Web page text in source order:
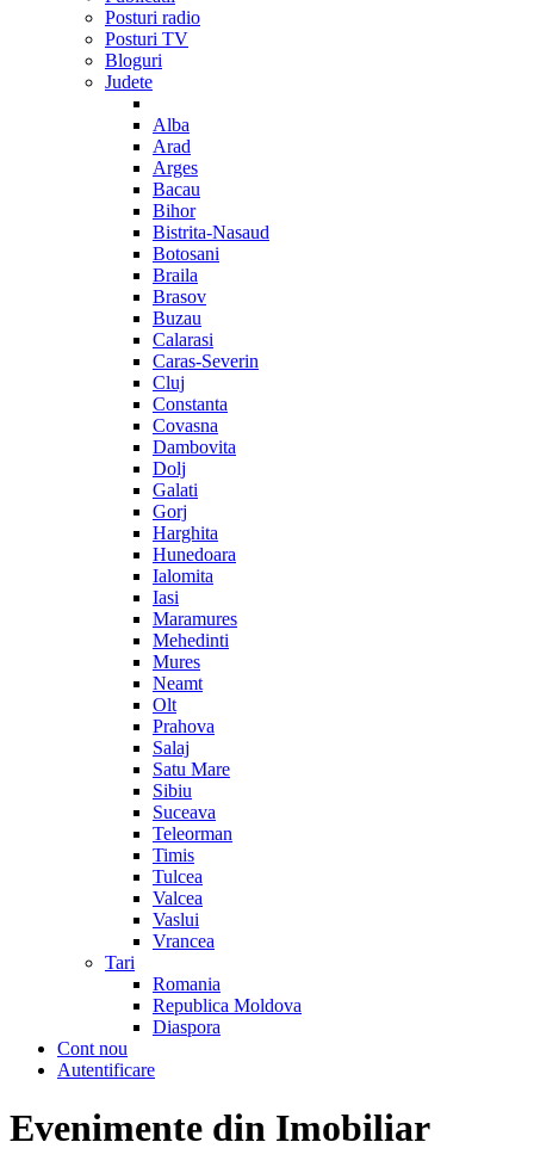
Posturi radio
Posturi TV
Bloguri
Judete
Alba
Arad
Arges
Bacau
Bihor
Bistrita-Nasaud
Botosani
Braila
Brasov
Buzau
Calarasi
Caras-Severin
Cluj
Constanta
Covasna
Dambovita
Dolj
Galati
Gorj
Harghita
Hunedoara
Ialomita
Iasi
Maramures
Mehedinti
Mures
Neamt
Olt
Prahova
Salaj
Satu Mare
Sibiu
Suceava
Teleorman
Timis
Tulcea
Valcea
Vaslui
Vrancea
Tari
Romania
Republica Moldova
Diaspora
Cont nou
Autentificare
Evenimente din Imobiliar